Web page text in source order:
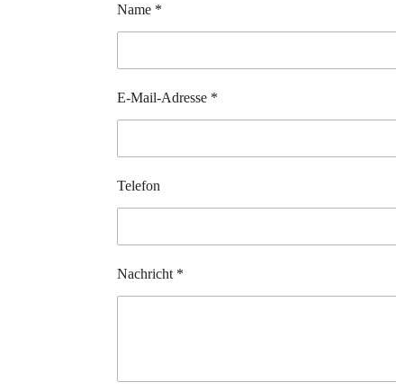
Name *
E-Mail-Adresse *
Telefon
Nachricht *